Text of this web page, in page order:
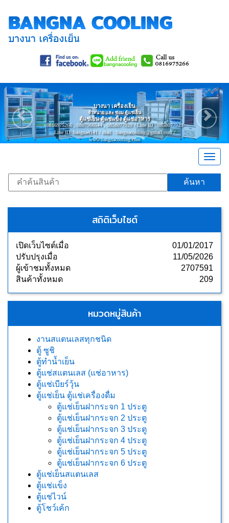
บางนา เครื่องเย็น
จำหน่าย และ ซ่อม ตู้แช่เย็น
ตู้แช่เย็น ตู้แช่แข็ง ตู้แช่อาหาร
0816975266 , 0807966544 , 0858077929 / Line ID : 0858077929
Line ID: bangna4141 / mail : bangnacooling@gmail.com /
www.bangnacooling.com
Previous
ค้นหา
สถิติเว็บไซต์
เปิดเว็บไซต์เมื่อ
01/01/2017
ปรับปรุงเมื่อ
11/05/2026
ผู้เข้าชมทั้งหมด
2707591
สินค้าทั้งหมด
209
หมวดหมู่สินค้า
งานสแตนเลสทุกชนิด
ตู้ ซูชิ
ตู้ทำน้ำเย็น
ตู้แช่สแตนเลส (แช่อาหาร)
ตู้แช่เบียร์วุ้น
ตู้แช่เย็น ตู้แช่เครื่องดื่ม
ตู้แช่เย็นฝากระจก 1 ประตู
ตู้แช่เย็นฝากระจก 2 ประตู
ตู้แช่เย็นฝากระจก 3 ประตู
ตู้แช่เย็นฝากระจก 4 ประตู
ตู้แช่เย็นฝากระจก 5 ประตู
ตู้แช่เย็นฝากระจก 6 ประตู
ตู้แช่เย็นสแตนเลส
ตู้แช่แข็ง
ตู้แช่ไวน์
ตู้โชว์เค้ก